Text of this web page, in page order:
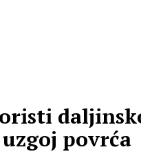
povrća